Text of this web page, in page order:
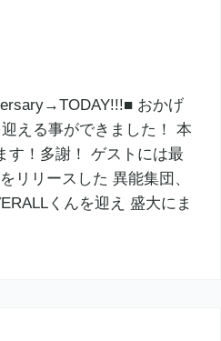
おかげ
える事ができました！ 本
す！多謝！ ゲストには最
リリースした 異能集団、
くんを迎え 盛大にま